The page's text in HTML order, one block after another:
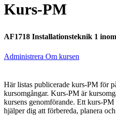
Kurs-PM
AF1718 Installationsteknik 1
Administrera Om kursen
Här listas publicerade kurs-PM för
kursomgångar. Kurs-PM är
kursens genomförande. Ett kurs-
hjälper dig att förbereda, planera